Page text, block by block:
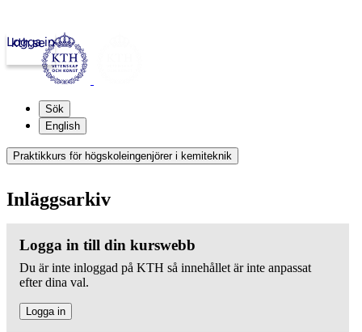
kth.se
Logga in
Sök
English
Praktikkurs för högskoleingenjörer i kemiteknik
Inläggsarkiv
Logga in till din kurswebb
Du är inte inloggad på KTH så innehållet är inte anpassat
efter dina val.
Logga in